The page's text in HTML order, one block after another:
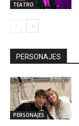
TEATRO
PERSONAJES
PERSONAJES